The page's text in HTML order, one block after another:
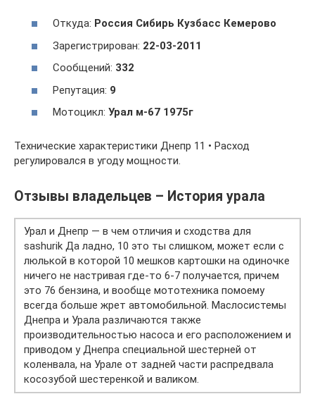
Откуда: Россия Сибирь Кузбасс Кемерово
Зарегистрирован: 22-03-2011
Сообщений: 332
Репутация: 9
Мотоцикл: Урал м-67 1975г
Технические характеристики Днепр 11 • Расход
регулировался в угоду мощности.
Отзывы владельцев – История урала
Урал и Днепр — в чем отличия и сходства для
sashurik Да ладно, 10 это ты слишком, может если с
люлькой в которой 10 мешков картошки на одиночке
ничего не настривая где-то 6-7 получается, причем
это 76 бензина, и вообще мототехника помоему
всегда больше жрет автомобильной. Маслосистемы
Днепра и Урала различаются также
производительностью насоса и его расположением и
приводом у Днепра специальной шестерней от
коленвала, на Урале от задней части распредвала
косозубой шестеренкой и валиком.